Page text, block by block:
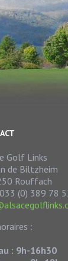
Golf Links
de Biltzheim
Rouffach
(0) 389 78
:
: 9h-16h30